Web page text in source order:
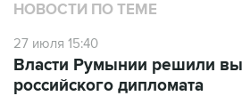
НОВОСТИ ПО ТЕМЕ
27 июля 15:40
Власти Румынии решили
российского дипломата